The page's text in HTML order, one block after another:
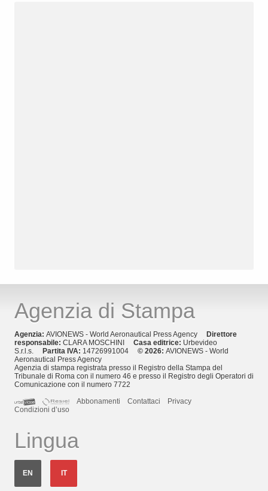
Agenzia di Stampa
Agenzia: AVIONEWS - World Aeronautical Press Agency
Direttore
responsabile: CLARA MOSCHINI Casa editrice: Urbevideo
S.r.l.s.
Partita IVA: 14726991004 © 2026: AVIONEWS - World
Aeronautical Press Agency
Agenzia di stampa registrata presso il Registro della Stampa del
Tribunale di Roma con il numero 46 e presso il Registro degli Operatori di
Comunicazione con il numero 7722
Abbonamenti
Contattaci
Privacy
Condizioni d’uso
Lingua
EN IT